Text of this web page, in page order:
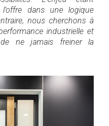
dans une logique
nous cherchons à
industrielle et
de ne jamais freiner la